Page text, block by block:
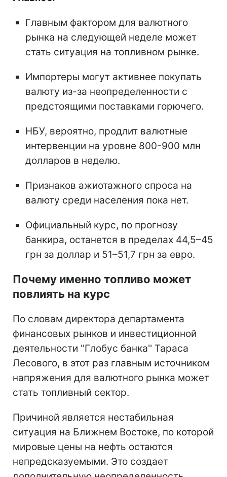
Главным фактором для валютного
рынка на следующей неделе может
стать ситуация на топливном рынке.
Импортеры могут активнее покупать
валюту из-за неопределенности с
предстоящими поставками горючего.
НБУ, вероятно, продлит валютные
интервенции на уровне 800-900 млн
долларов в неделю.
Признаков ажиотажного спроса на
валюту среди населения пока нет.
Официальный курс, по прогнозу
банкира, останется в пределах 44,5–45
грн за доллар и 51–51,7 грн за евро.
Почему именно топливо может
повлиять на курс
По словам директора департамента
финансовых рынков и инвестиционной
деятельности ''Глобус банка'' Тараса
Лесового, в этот раз главным источником
напряжения для валютного рынка может
стать топливный сектор.
Причиной является нестабильная
ситуация на Ближнем Востоке, по которой
мировые цены на нефть остаются
непредсказуемыми. Это создает